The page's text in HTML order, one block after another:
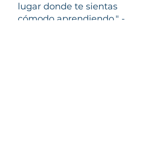
lugar donde te sientas
cómodo aprendiendo." -